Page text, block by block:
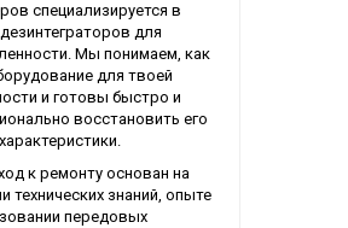
специализируется в
для
Мы понимаем, как
для твоей
и готовы быстро и
восстановить его
к ремонту основан на
технических знаний, опыте
передовых